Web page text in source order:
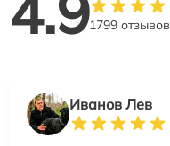
1799 отзывов
Иванов Лев